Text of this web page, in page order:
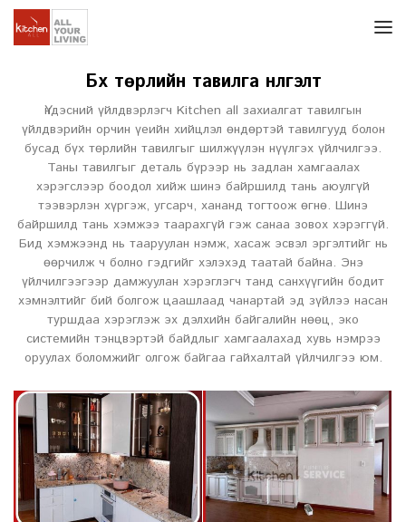
Бүх төрлийн тавилга нүүлгэлт
Үндэсний үйлдвэрлэгч Kitchen all захиалгат тавилгын
үйлдвэрийн орчин үеийн хийцлэл өндөртэй тавилгууд болон
бусад бүх төрлийн тавилгыг шилжүүлэн нүүлгэх үйлчилгээ.
Таны тавилгыг деталь бүрээр нь задлан хамгаалах
хэрэгслээр боодол хийж шинэ байршилд тань аюулгүй
тээвэрлэн хүргэж, угсарч, хананд тогтоож өгнө. Шинэ
байршилд тань хэмжээ таарахгүй гэж санаа зовох хэрэггүй.
Бид хэмжээнд нь тааруулан нэмж, хасаж эсвэл эргэлтийг нь
өөрчилж ч болно гэдгийг хэлэхэд таатай байна. Энэ
үйлчилгээгээр дамжуулан хэрэглэгч танд санхүүгийн бодит
хэмнэлтийг бий болгож цаашлаад чанартай эд зүйлээ насан
туршдаа хэрэглэж эх дэлхийн байгалийн нөөц, эко
системийн тэнцвэртэй байдлыг хамгаалахад хувь нэмрээ
оруулах боломжийг олгож байгаа гайхалтай үйлчилгээ юм.